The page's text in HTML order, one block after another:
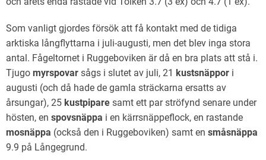
Som vanligt gjordes försök att få kontakt med de tidiga
arktiska långflyttarna i juli-augusti, men det blev inga stora
antal. Fågeltornet i Ruggeboviken är då en bra plats att stå i.
Tjugo myrspovar sågs i slutet av juli, 21 kustsnäppor i
augusti (och då hade de gamla sträckarna ersatts av
årsungar), 25 kustpipare samt ett par ströfynd senare under
hösten, en spovsnäppa i en kärrsnäppeflock, en rastande
mosnäppa (också den i Ruggeboviken) samt en småsnäppa
9.9 på Långegrund.